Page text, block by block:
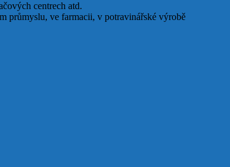
centrech atd.
průmyslu, ve farmacii, v potravinářské výrobě